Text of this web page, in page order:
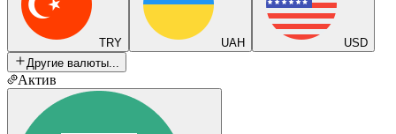
TRY UAH
USD
Другие валюты...
Актив